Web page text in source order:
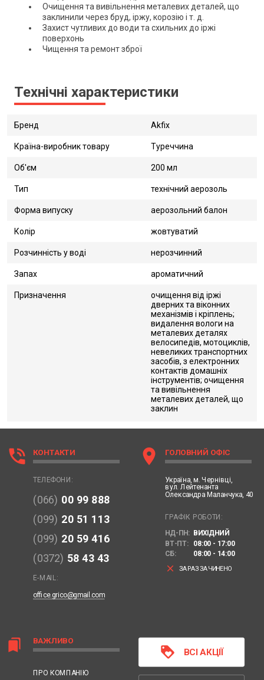
Очищення та вивільнення металевих деталей, що
заклинили через бруд, іржу, корозію і т. д.
Захист чутливих до води та схильних до іржі
поверхонь
Чищення та ремонт зброї
Технічні характеристики
Бренд Akfix
Країна-виробник товару Туреччина
Об'єм 200 мл
Тип технічний аерозоль
Форма випуску аерозольний балон
Колір жовтуватий
Розчинність у воді нерозчинний
Запах ароматичний
Призначення
очищення від іржі
дверних та віконних
механізмів і кріплень;
видалення вологи на
металевих деталях
велосипедів, мотоциклів,
невеликих транспортних
засобів, з електронних
контактів домашніх
інструментів; очищення
та вивільнення
металевих деталей, що
заклин
bookmarks ВАЖЛИВО
ПРО КОМПАНІЮ
phone_in_talk КОНТАКТИ
ТЕЛЕФОНИ:
(066) 00 99 888
(099) 20 51 113
(099) 20 59 416
(0372) 58 43 43
E-MAIL:
office.grico@gmail.com
location_on ГОЛОВНИЙ ОФІС
Україна, м. Чернівці,
вул. Лейтенанта
Олександра Маланчука, 40
ГРАФІК РОБОТИ:
НД-ПН: ВИХІДНИЙ
ВТ-ПТ:
08:00 - 17:00
СБ:
08:00 - 14:00
clear ЗАРАЗ ЗАЧИНЕНО
loyalty ВСІ АКЦІЇ